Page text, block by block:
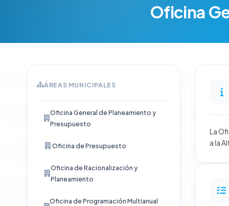
Oficina
ÁREAS MUNICIPALES
Oficina General de Planeamiento y
Presupuesto
Oficina de Presupuesto
Oficina de Racionalización y
Planeamiento
Oficina de Programación Multianual
La
a la